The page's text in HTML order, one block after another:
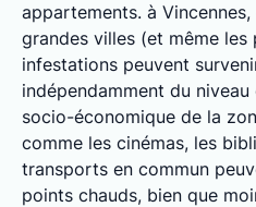
appartements. à
grandes villes (et même les
infestations peuvent
indépendamment du
socio-économique de la
comme les cinémas, les
transports en commun
points chauds, bien que